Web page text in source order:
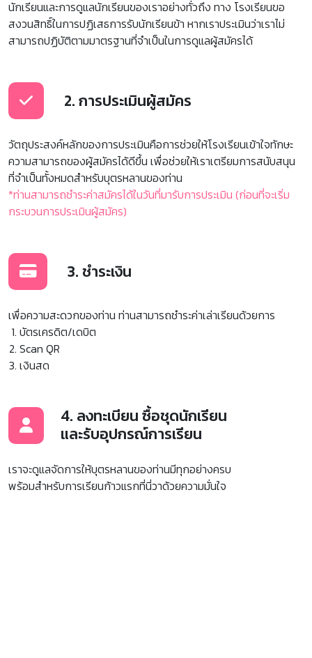
นักเรียนและการดูแลนักเรียนของเราอย่างทั่วถึง ทาง โรงเรียนขอ
สงวนสิทธิ์ในการปฏิเสธการรับนักเรียนข้า หากเราประเมินว่าเราไม่
สามารถปฏิบัติตามมาตรฐานที่จำเป็นในการดูแลผู้สมัครได้
2. การประเมินผู้สมัคร
วัตถุประสงค์หลักของการประเมินคือการช่วยให้โรงเรียนเข้าใจทักษะ
ความสามารถของผู้สมัครได้ดีขึ้น เพื่อช่วยให้เราเตรียมการสนับสนุน
ที่จำเป็นทั้งหมดสำหรับบุตรหลานของท่าน
*ท่านสามารถชำระค่าสมัครได้ในวันที่มารับการประเมิน (ก่อนที่จะเริ่ม
กระบวนการประเมินผู้สมัคร)
3. ชำระเงิน
เพื่อความสะดวกของท่าน ท่านสามารถชำระค่าเล่าเรียนด้วยการ
บัตรเครดิต/เดบิต
Scan QR
เงินสด
4. ลงทะเบียน ซื้อชุดนักเรียน
และรับอุปกรณ์การเรียน
เราจะดูแลจัดการให้บุตรหลานของท่านมีทุกอย่างครบ
พร้อมสำหรับการเรียนก้าวแรกที่นี่วาด้วยความมั่นใจ